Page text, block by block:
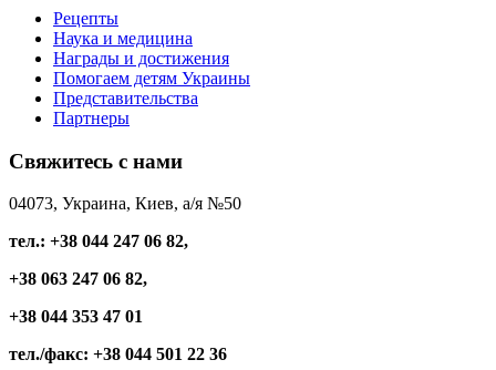
Рецепты
Наука и медицина
Награды и достижения
Помогаем детям Украины
Представительства
Партнеры
Свяжитесь с нами
04073, Украина, Киев, а/я №50
тел.: +38 044 247 06 82,
+38 063 247 06 82,
+38 044 353 47 01
тел./факс: +38 044 501 22 36